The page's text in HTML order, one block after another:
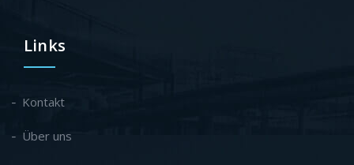
Links
Kontakt
Über uns